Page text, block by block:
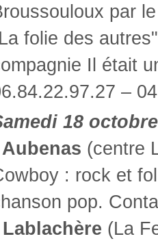
par
folie des
Il était
–
18 octobre
(centre
: rock et
pop.
(La